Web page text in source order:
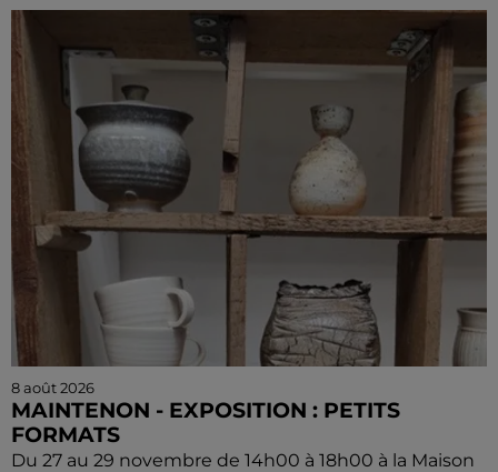
8 août 2026
MAINTENON - EXPOSITION : PETITS
FORMATS
Du 27 au 29 novembre de 14h00 à 18h00 à la Maison